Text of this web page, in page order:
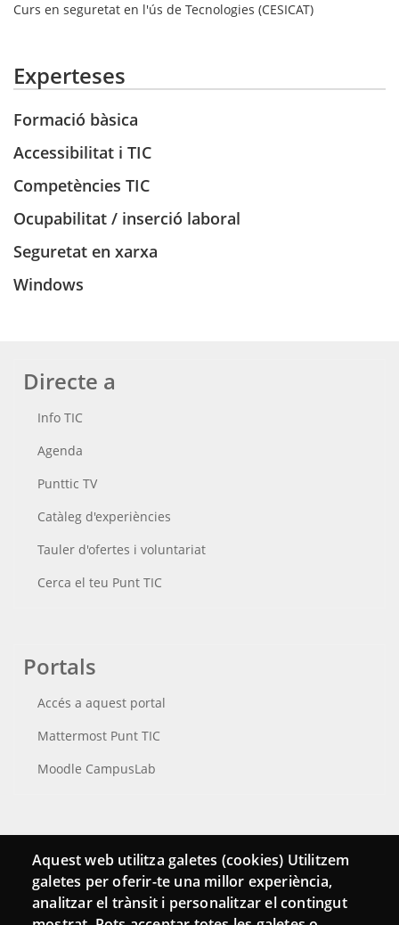
Curs en seguretat en l'ús de Tecnologies (CESICAT)
Experteses
Formació bàsica
Accessibilitat i TIC
Competències TIC
Ocupabilitat / inserció laboral
Seguretat en xarxa
Windows
Directe a
Info TIC
Agenda
Punttic TV
Catàleg d'experiències
Tauler d'ofertes i voluntariat
Cerca el teu Punt TIC
Portals
Accés a aquest portal
Mattermost Punt TIC
Moodle CampusLab
Connecta
Bustia de contacte
Aquest web utilitza galetes (cookies) Utilitzem
galetes per oferir-te una millor experiència,
analitzar el trànsit i personalitzar el contingut